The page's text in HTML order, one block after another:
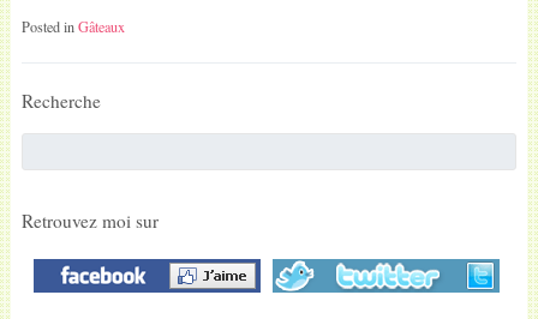
Posted inGâteaux
Recherche
Retrouvez moi sur